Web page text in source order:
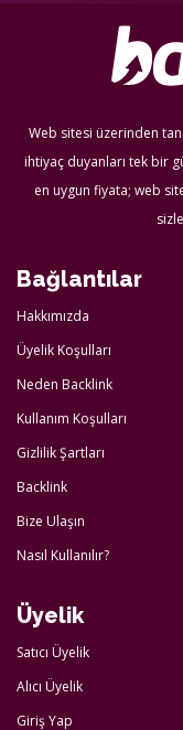
Web sitesi üzerinden
ihtiyaç duyanları tek bir
en uygun fiyata; web
Bağlantılar
Hakkımızda
Üyelik Koşulları
Neden Backlink
Kullanım Koşulları
Gizlilik Şartları
Backlink
Bize Ulaşın
Nasıl Kullanılır?
Üyelik
Satıcı Üyelik
Alıcı Üyelik
Giriş Yap